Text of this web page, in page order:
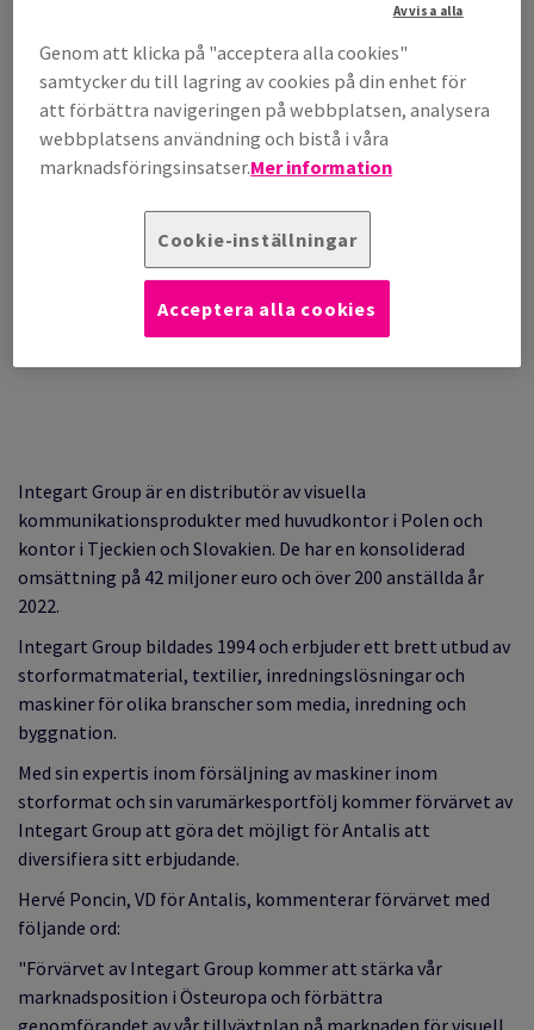
närvaro på den snabbt växande marknaden för visuell
kommunikation. Avtalet är beroende av att de sedvanliga
villkoren uppfylls, inklusive godkännande av den polska
konkurrensmyndigheten.
Integart Group är en distributör av visuella
kommunikationsprodukter med huvudkontor i Polen och
kontor i Tjeckien och Slovakien. De har en konsoliderad
omsättning på 42 miljoner euro och över 200 anställda år
2022.
Integart Group bildades 1994 och erbjuder ett brett utbud av
storformatmaterial, textilier, inredningslösningar och
maskiner för olika branscher som media, inredning och
byggnation.
Med sin expertis inom försäljning av maskiner inom
storformat och sin varumärkesportfölj kommer förvärvet av
Integart Group att göra det möjligt för Antalis att
diversifiera sitt erbjudande.
Hervé Poncin, VD för Antalis, kommenterar förvärvet med
följande ord:
"Förvärvet av Integart Group kommer att stärka vår
marknadsposition i Östeuropa och förbättra
Genom att klicka på "acceptera alla cookies"
samtycker du till lagring av cookies på din enhet för
att förbättra navigeringen på webbplatsen, analysera
webbplatsens användning och bistå i våra
marknadsföringsinsatser.Mer information
Cookie-inställningar
Avvisa alla
Acceptera alla cookies